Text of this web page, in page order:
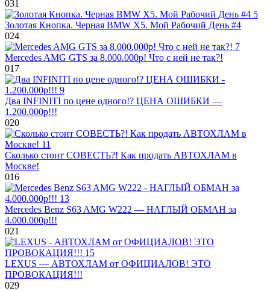
031
Золотая Кнопка. Черная BMW X5. Мой Рабочий День #4
024
Mercedes AMG GTS за 8.000.000р! Что с ней не так?!
017
Два INFINITI по цене одного!? ЦЕНА ОШИБКИ —
1.200.000р!!!
020
Сколько стоит СОВЕСТЬ?! Как продать АВТОХЛАМ в
Москве!
016
Mercedes Benz S63 AMG W222 — НАГЛЫЙ ОБМАН за
4.000.000р!!!
021
LEXUS — АВТОХЛАМ от ОФИЦИАЛОВ! ЭТО
ПРОВОКАЦИЯ!!!
029